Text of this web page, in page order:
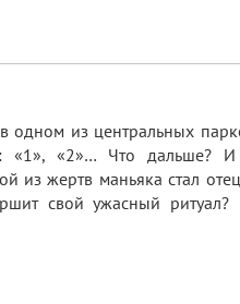
одном из центральных
«1», «2»… Что дальше?
из жертв маньяка стал
свой ужасный ритуал?